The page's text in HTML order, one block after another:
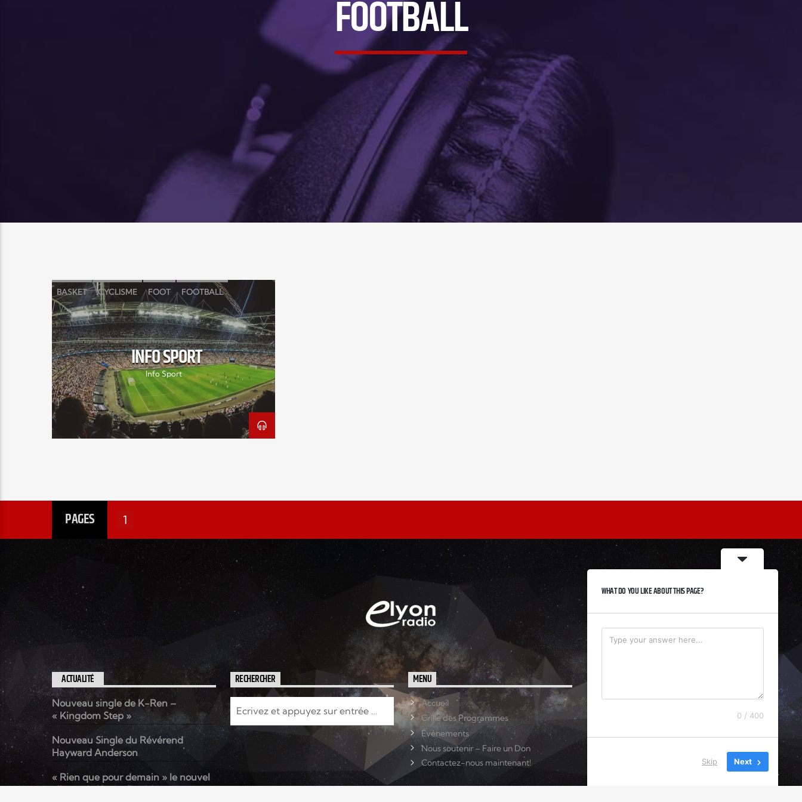
FOOTBALL
BASKET CYCLISME FOOT FOOTBALL
FORMULE 1 INFO SPORT MOTOCROSS
NATATION NBA RUGBY TENNIS
INFO SPORT
Info Sport
PAGES 1
ACTUALITÉ
Nouveau single de K-Ren –
« Kingdom Step »
Nouveau Single du Révérend
Hayward Anderson
« Rien que pour demain » le nouvel
album de Kenzo David
RECHERCHER MENU
Accueil
Grille des Programmes
Événements
Nous soutenir – Faire un Don
Contactez-nous maintenant!
WHAT DO YOU LIKE ABOUT THIS PAGE?
0 / 400
Skip Next